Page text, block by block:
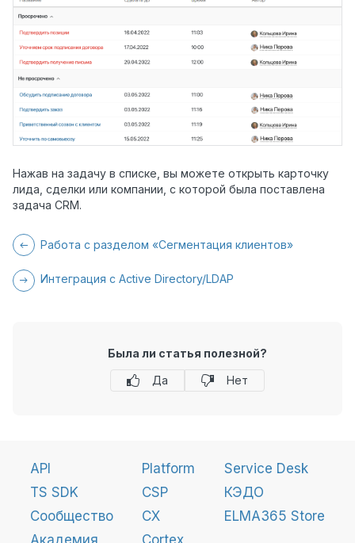
Нажав на задачу в списке, вы можете открыть карточку
лида, сделки или компании, с которой была поставлена
задача CRM.
Работа с разделом «Сегментация клиентов»
Интеграция с Active Directory/LDAP
Была ли статья полезной?
Да
Нет
API
TS SDK
Сообщество
Академия
Platform
CSP
CX
Cortex
Service Desk
КЭДО
ELMA365 Store